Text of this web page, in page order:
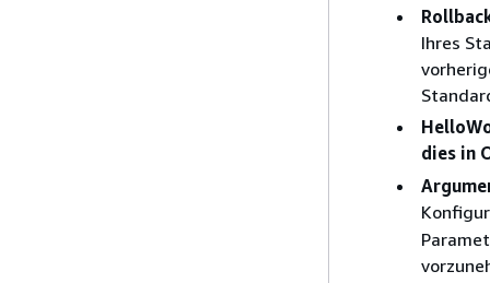
Ihres
dies in